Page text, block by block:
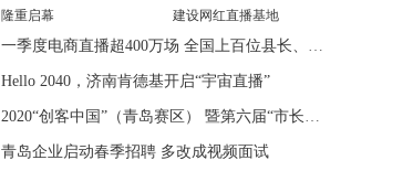
隆重启幕
建设网红直播基地
一季度电商直播超400万场 全国上百位县长、市长成“主播”
Hello 2040，济南肯德基开启“宇宙直播”
2020“创客中国”（青岛赛区） 暨第六届“市长杯”中小企业创新大赛启动
青岛企业启动春季招聘 多改成视频面试